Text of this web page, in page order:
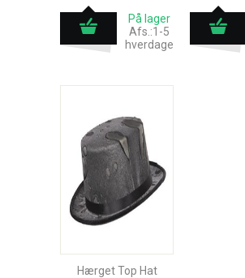
På lager
Afs.:1-5
hverdage
Hærget Top Hat